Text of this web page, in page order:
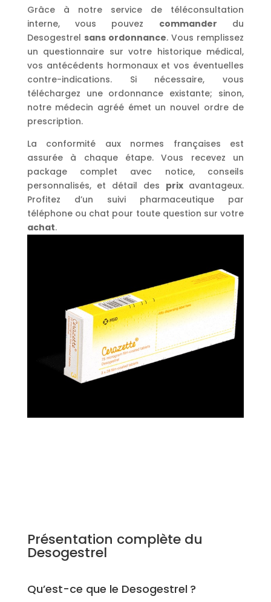
Grâce à notre service de téléconsultation
interne, vous pouvez commander du
Desogestrel sans ordonnance. Vous remplissez
un questionnaire sur votre historique médical,
vos antécédents hormonaux et vos éventuelles
contre-indications. Si nécessaire, vous
téléchargez une ordonnance existante; sinon,
notre médecin agréé émet un nouvel ordre de
prescription.
La conformité aux normes françaises est
assurée à chaque étape. Vous recevez un
package complet avec notice, conseils
personnalisés, et détail des prixavantageux.
Profitez d’un suivi pharmaceutique par
téléphone ou chat pour toute question sur votre
achat.
Présentation complète du
Desogestrel
Qu’est-ce que le Desogestrel ?